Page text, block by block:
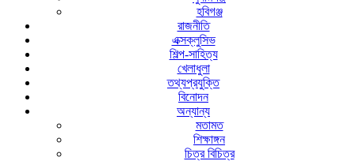
হবিগঞ্জ
রাজনীতি
এক্সক্লুসিভ
শিল্প-সাহিত্য
খেলাধুলা
তথ্যপ্রযুক্তি
বিনোদন
অন্যান্য
মতামত
শিক্ষাঙ্গন
চিত্র বিচিত্র